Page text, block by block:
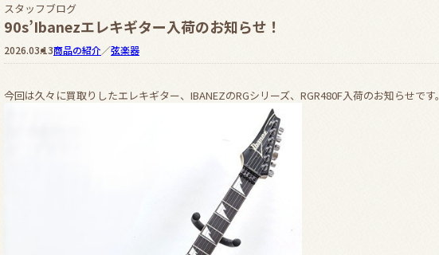
スタッフブログ
90s’Ibanezエレキギター入荷のお知らせ！
2026.03.13商品の紹介／弦楽器
今回は久々に買取りしたエレキギター、IBANEZのRGシリーズ、RGR480F入荷のお知らせです。